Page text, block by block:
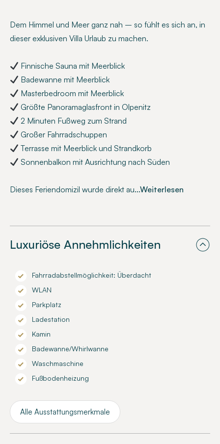
Dem Himmel und Meer ganz nah – so fühlt es sich an, in
dieser exklusiven Villa Urlaub zu machen.
Finnische Sauna mit Meerblick
Badewanne mit Meerblick
Masterbedroom mit Meerblick
Größte Panoramaglasfront in Olpenitz
2 Minuten Fußweg zum Strand
Großer Fahrradschuppen
Terrasse mit Meerblick und Strandkorb
Sonnenbalkon mit Ausrichtung nach Süden
Dieses Feriendomizil wurde direkt au...Weiterlesen
Luxuriöse Annehmlichkeiten
Fahrradabstellmöglichkeit: Überdacht
WLAN
Parkplatz
Ladestation
Kamin
Badewanne/Whirlwanne
Waschmaschine
Fußbodenheizung
Alle Ausstattungsmerkmale